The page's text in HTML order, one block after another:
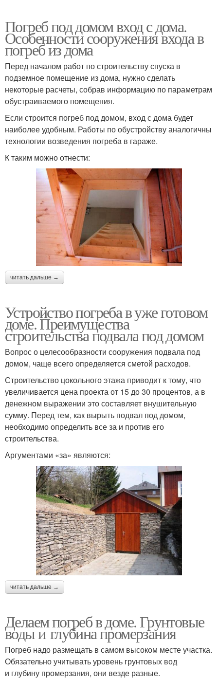
Погреб под домом вход с дома.
Особенности сооружения входа в
погреб из дома
Перед началом работ по строительству спуска в
подземное помещение из дома, нужно сделать
некоторые расчеты, собрав информацию по параметрам
обустраиваемого помещения.
Если строится погреб под домом, вход с дома будет
наиболее удобным. Работы по обустройству аналогичны
технологии возведения погреба в гараже.
К таким можно отнести:
читать дальше →
Устройство погреба в уже готовом
доме. Преимущества
строительства подвала под домом
Вопрос о целесообразности сооружения подвала под
домом, чаще всего определяется сметой расходов.
Строительство цокольного этажа приводит к тому, что
увеличивается цена проекта от 15 до 30 процентов, а в
денежном выражении это составляет внушительную
сумму. Перед тем, как вырыть подвал под домом,
необходимо определить все за и против его
строительства.
Аргументами «за» являются:
читать дальше →
Делаем погреб в доме. Грунтовые
воды и глубина промерзания
Погреб надо размещать в самом высоком месте участка.
Обязательно учитывать уровень грунтовых вод
и глубину промерзания, они везде разные.